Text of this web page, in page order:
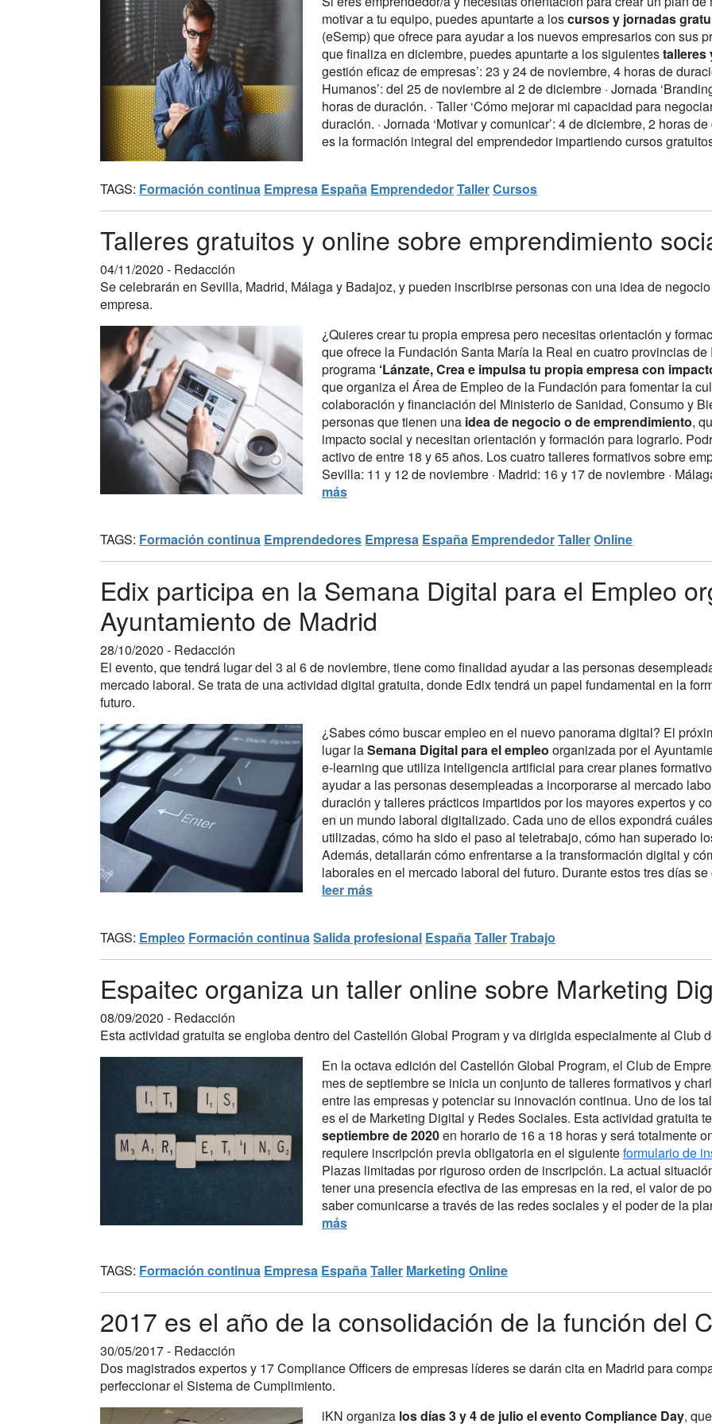
motivar a tu equipo, puedes apuntarte a loscursos y jornadas
(eSemp) que ofrece para ayudar a los nuevos empresarios con sus
que finaliza en diciembre, puedes apuntarte a los siguientestalleres
gestión eficaz de empresas’: 23 y 24 de noviembre, 4 horas de
Humanos’: del 25 de noviembre al 2 de diciembre · Jornada
horas de duración. · Taller ‘Cómo mejorar mi capacidad para
duración. · Jornada ‘Motivar y comunicar’: 4 de diciembre, 2 horas
es la formación integral del emprendedor impartiendo cursos
TAGS: Formación continua Empresa España EmprendedorTallerCursos
Talleres gratuitos y online sobre emprendimiento
04/11/2020 - Redacción
Se celebrarán en Sevilla, Madrid, Málaga y Badajoz, y pueden inscribirse personas con una idea de
empresa.
¿Quieres crear tu propia empresa pero necesitas orientación y
que ofrece la Fundación Santa María la Real en cuatro provincias
programa ‘Lánzate, Crea e impulsa tu propia empresa con
que organiza el Área de Empleo de la Fundación para fomentar la
colaboración y financiación del Ministerio de Sanidad, Consumo y
personas que tienen una idea de negocio o de emprendimiento,
impacto social y necesitan orientación y formación para lograrlo.
activo de entre 18 y 65 años. Los cuatro talleres formativos sobre
Sevilla: 11 y 12 de noviembre · Madrid: 16 y 17 de noviembre ·
más
TAGS: Formación continua Emprendedores Empresa España EmprendedorTallerOnline
Edix participa en la Semana Digital para el Empleo
Ayuntamiento de Madrid
28/10/2020 - Redacción
El evento, que tendrá lugar del 3 al 6 de noviembre, tiene como finalidad ayudar a las personas
mercado laboral. Se trata de una actividad digital gratuita, donde Edix tendrá un papel fundamental en la
futuro.
¿Sabes cómo buscar empleo en el nuevo panorama digital? El
lugar laSemana Digital para el empleo organizada por el
e-learning que utiliza inteligencia artificial para crear planes
ayudar a las personas desempleadas a incorporarse al mercado
duración y talleres prácticos impartidos por los mayores expertos y
en un mundo laboral digitalizado. Cada uno de ellos expondrá
utilizadas, cómo ha sido el paso al teletrabajo, cómo han superado
Además, detallarán cómo enfrentarse a la transformación digital y
laborales en el mercado laboral del futuro. Durante estos tres días
leer más
TAGS: Empleo Formación continua Salida profesional España TallerTrabajo
Espaitec organiza un taller online sobre Marketing
08/09/2020 - Redacción
Esta actividad gratuita se engloba dentro del Castellón Global Program y va dirigida especialmente al Club
En la octava edición del Castellón Global Program, el Club de
mes de septiembre se inicia un conjunto de talleres formativos y
entre las empresas y potenciar su innovación continua. Uno de los
es el de Marketing Digital y Redes Sociales. Esta actividad gratuita
septiembre de 2020en horario de 16 a 18 horas y será totalmente
requiere inscripción previa obligatoria en el siguienteformulario de
Plazas limitadas por riguroso orden de inscripción. La actual
tener una presencia efectiva de las empresas en la red, el valor de
saber comunicarse a través de las redes sociales y el poder de la
más
TAGS: Formación continua Empresa España Taller Marketing Online
2017 es el año de la consolidación de la función del
30/05/2017 - Redacción
Dos magistrados expertos y 17 Compliance Officers de empresas líderes se darán cita en Madrid para
perfeccionar el Sistema de Cumplimiento.
iKN organiza los días 3 y 4 de julio el evento Compliance Day,